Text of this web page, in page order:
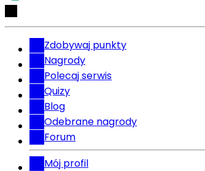
Zdobywaj punkty
Nagrody
Polecaj serwis
Quizy
Blog
Odebrane nagrody
Forum
Mój profil